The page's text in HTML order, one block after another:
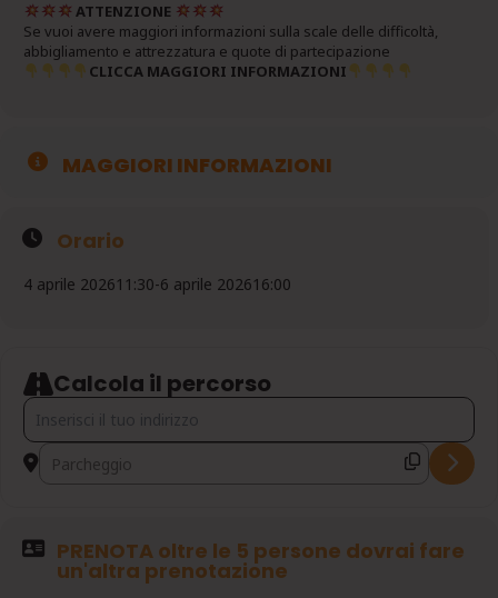
ATTENZIONE
Se vuoi avere maggiori informazioni sulla scale delle difficoltà,
abbigliamento e attrezzatura e quote di partecipazione
CLICCA MAGGIORI INFORMAZIONI
MAGGIORI INFORMAZIONI
Orario
4 aprile 202611:30-6 aprile 202616:00
Calcola il percorso
Address - PASQUA NEL PARCO NAZIONALE DELLE FORESTE
Destination Address - PASQUA NEL PARCO NAZIONALE
PRENOTA oltre le 5 persone dovrai fare
un'altra prenotazione